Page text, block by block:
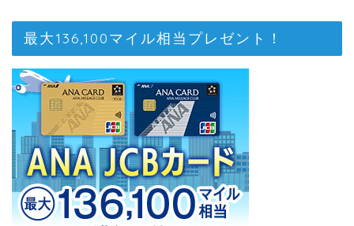
最大136,100マイル相当プレゼント！